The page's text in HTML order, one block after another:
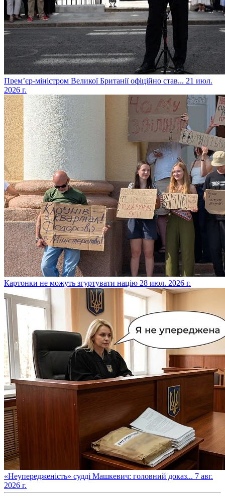
​Прем’єр-міністром Великої Британії офіційно став... 21 июл.
2026 г.
​Картонки не можуть згуртувати націю 28 июл. 2026 г.
​«Неупередженість» судді Машкевич: головний доказ... 7 авг.
2026 г.